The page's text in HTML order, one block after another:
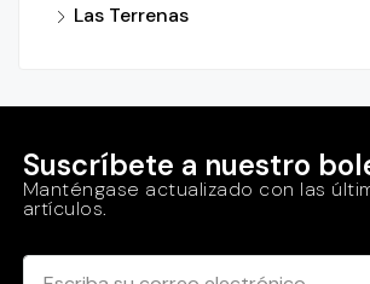
Las Terrenas
Suscríbete a nuestro
Manténgase actualizado con las
artículos.